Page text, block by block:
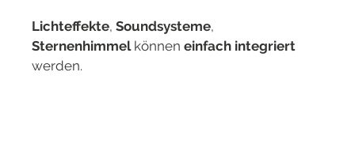
Lichteffekte, Soundsysteme,
Sternenhimmelkönnen einfach integriert
werden.